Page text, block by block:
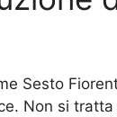
Sesto
Non si